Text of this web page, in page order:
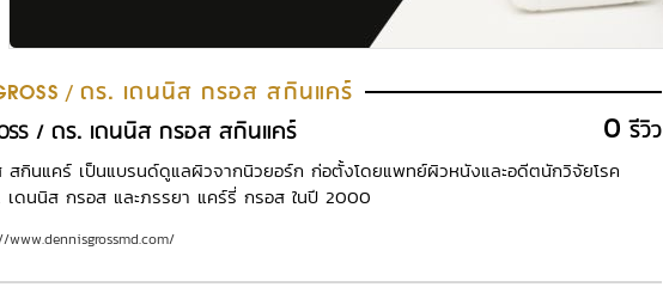
/ ดร. เดนนิส กรอส สกินแคร์
0รีวิว
/ ดร. เดนนิส กรอส สกินแคร์
กินแคร์ เป็นแบรนด์ดูแลผิวจากนิวยอร์ก ก่อตั้งโดยแพทย์ผิวหนังและอดีตนักวิจัยโรค
เดนนิส กรอส และภรรยา แคร์รี่ กรอส ในปี 2000
www.dennisgrossmd.com/​